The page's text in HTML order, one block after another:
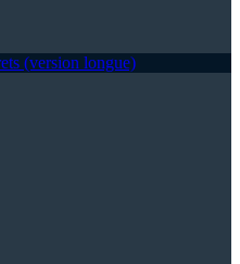
(version longue)